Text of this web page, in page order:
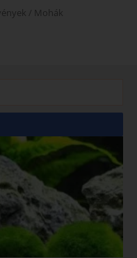
/ Mohák